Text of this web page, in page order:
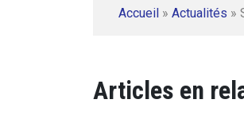
Accueil » Actualités »
Articles en